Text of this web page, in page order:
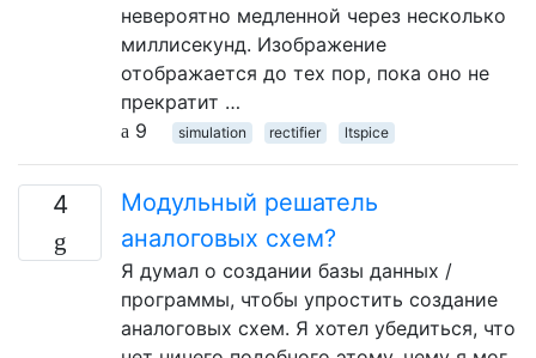
невероятно медленной через несколько
миллисекунд. Изображение
отображается до тех пор, пока оно не
прекратит …
9
simulation rectifier ltspice
4
Модульный решатель
аналоговых схем?
Я думал о создании базы данных /
программы, чтобы упростить создание
аналоговых схем. Я хотел убедиться, что